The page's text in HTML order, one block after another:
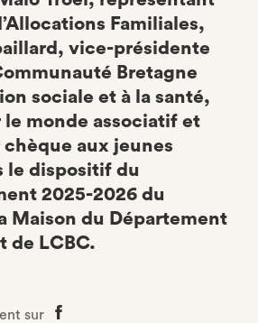
Familiales,
vice-présidente
Bretagne
sociale et à la santé,
monde associatif et
chèque aux jeunes
le dispositif du
2025-2026 du
Maison du Département
de LCBC.
sur
Partager